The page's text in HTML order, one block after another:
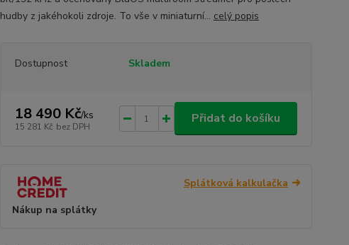
hudby z jakéhokoli zdroje. To vše v miniaturní... celý popis
Dostupnost Skladem
18 490 Kč/ks
15 281 Kč bez DPH
Přidat do košíku
Splátková kalkulačka
Nákup na splátky